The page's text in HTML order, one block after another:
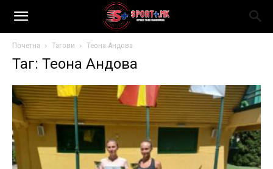
Почетна Тагови Теона Андова
Таг: Теона Андова